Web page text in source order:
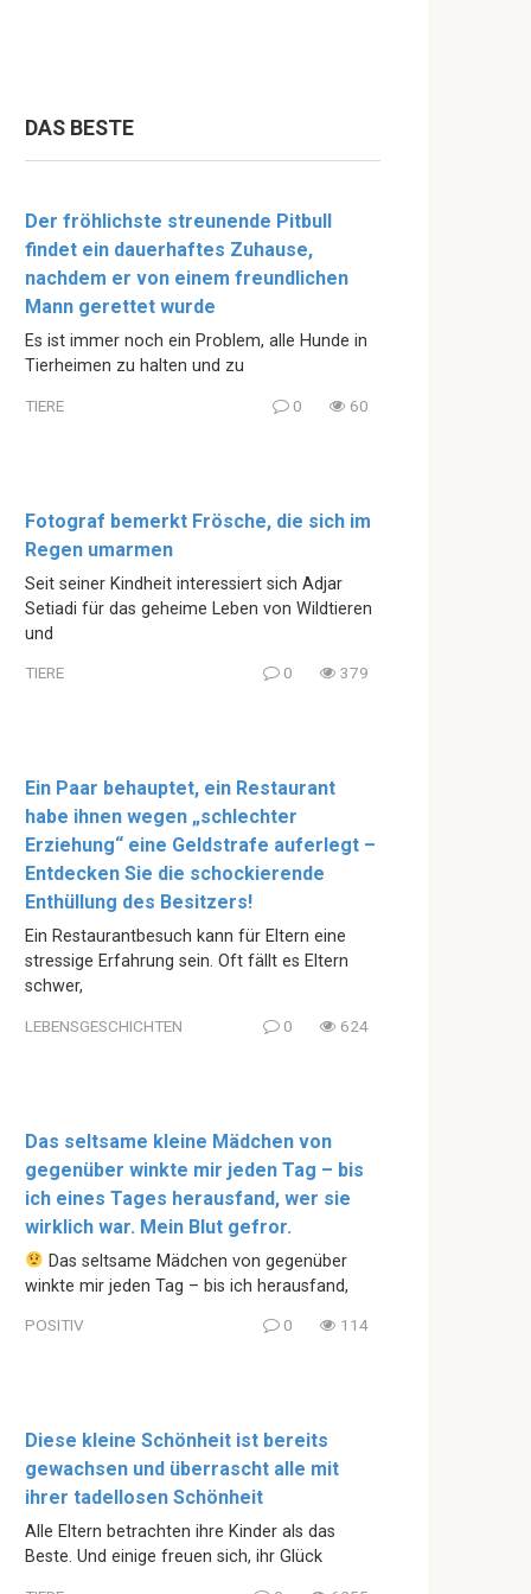
DAS BESTE
Der fröhlichste streunende Pitbull
findet ein dauerhaftes Zuhause,
nachdem er von einem freundlichen
Mann gerettet wurde
Es ist immer noch ein Problem, alle Hunde in
Tierheimen zu halten und zu
TIERE 0 60
Fotograf bemerkt Frösche, die sich im
Regen umarmen
Seit seiner Kindheit interessiert sich Adjar
Setiadi für das geheime Leben von Wildtieren
und
TIERE 0 379
Ein Paar behauptet, ein Restaurant
habe ihnen wegen „schlechter
Erziehung“ eine Geldstrafe auferlegt –
Entdecken Sie die schockierende
Enthüllung des Besitzers!
Ein Restaurantbesuch kann für Eltern eine
stressige Erfahrung sein. Oft fällt es Eltern
schwer,
LEBENSGESCHICHTEN 0 624
Das seltsame kleine Mädchen von
gegenüber winkte mir jeden Tag – bis
ich eines Tages herausfand, wer sie
wirklich war. Mein Blut gefror.
Das seltsame Mädchen von gegenüber
winkte mir jeden Tag – bis ich herausfand,
POSITIV 0 114
Diese kleine Schönheit ist bereits
gewachsen und überrascht alle mit
ihrer tadellosen Schönheit
Alle Eltern betrachten ihre Kinder als das
Beste. Und einige freuen sich, ihr Glück